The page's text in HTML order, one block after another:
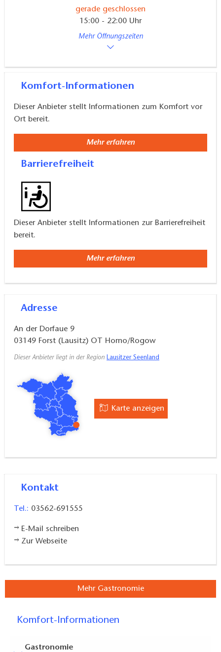
gerade geschlossen
15:00 - 22:00 Uhr
Mehr Öffnungszeiten
Komfort-Informationen
Dieser Anbieter stellt Informationen zum Komfort vor
Ort bereit.
Mehr erfahren
Barrierefreiheit
Dieser Anbieter stellt Informationen zur Barrierefreiheit
bereit.
Mehr erfahren
Adresse
An der Dorfaue 9
03149 Forst (Lausitz) OT Horno/Rogow
Dieser Anbieter liegt in der Region Lausitzer Seenland
Karte anzeigen
Kontakt
Tel.: 03562-691555
E-Mail schreiben
Zur Webseite
Mehr Gastronomie
Komfort-Informationen
Gastronomie